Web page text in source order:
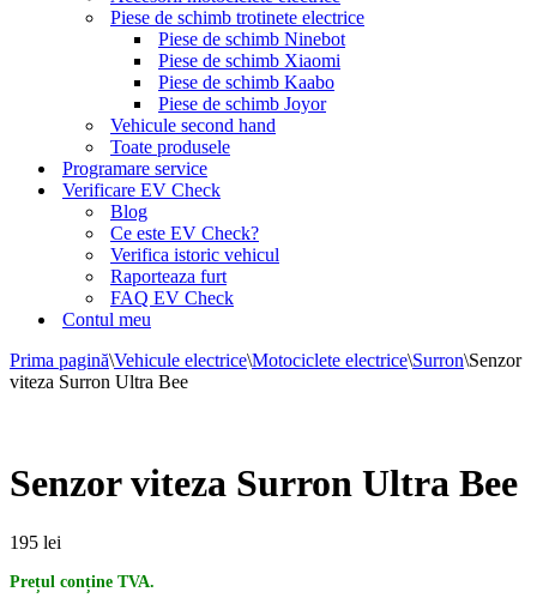
Piese de schimb trotinete electrice
Piese de schimb Ninebot
Piese de schimb Xiaomi
Piese de schimb Kaabo
Piese de schimb Joyor
Vehicule second hand
Toate produsele
Programare service
Verificare EV Check
Blog
Ce este EV Check?
Verifica istoric vehicul
Raporteaza furt
FAQ EV Check
Contul meu
Prima pagină\Vehicule electrice\Motociclete electrice\Surron\Senzor
viteza Surron Ultra Bee
Senzor viteza Surron Ultra Bee
195 lei
Prețul conține TVA.